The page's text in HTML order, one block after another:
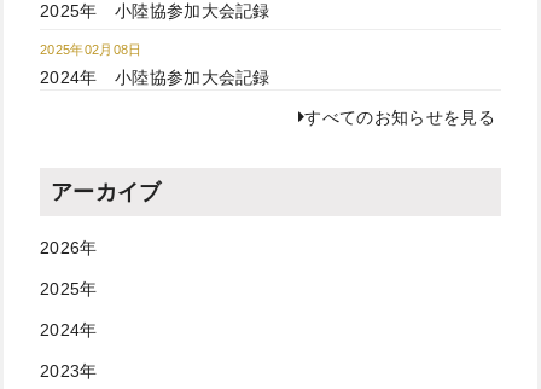
2025年 小陸協参加大会記録
2025年02月08日
2024年 小陸協参加大会記録
すべてのお知らせを見る
アーカイブ
2026年
2025年
2024年
2023年